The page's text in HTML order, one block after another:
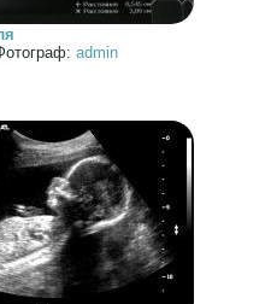
admin